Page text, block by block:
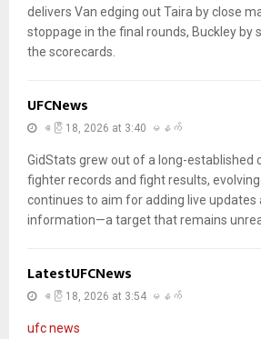
delivers Van edging out Taira by close
stoppage in the final rounds, Buckley by
the scorecards.
UFCNews
ဧပြီ 18, 2026 at 3:40 မနက်
GidStats grew out of a long-established
fighter records and fight results,
continues to aim for adding live updates
information—a target that remains
LatestUFCNews
ဧပြီ 18, 2026 at 3:54 မနက်
ufc news